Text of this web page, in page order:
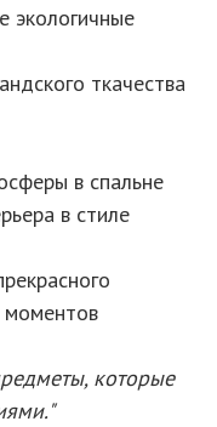
экологичные
ткачества
в спальне
в стиле
моментов
которые